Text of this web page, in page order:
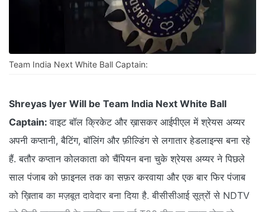
Team India Next White Ball Captain:
Shreyas Iyer Will be Team India Next White Ball
Captain:वाइट बॉल क्रिकेट और ख़ासकर आईपीएल में श्रेयस अय्यर
अपनी कप्तानी, बैटिंग, बॉलिंग और फ़ील्डिंग से लगातार हेडलाइन्स बना रहे
हैं. बतौर कप्तान कोलकाता को चैंपियन बना चुके श्रेयस अय्यर ने पिछले
साल पंजाब को फ़ाइनल तक का सफ़र करवाया और एक बार फिर पंजाब
को ख़िताब का मज़बूत दावेदार बना दिया है. बीसीसीआई सूत्रों से NDTV